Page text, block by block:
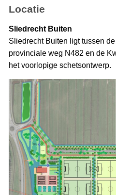
Locatie
Sliedrecht Buiten
Sliedrecht Buiten ligt tussen
provinciale weg N482 en de
het voorlopige schetsontwerp.